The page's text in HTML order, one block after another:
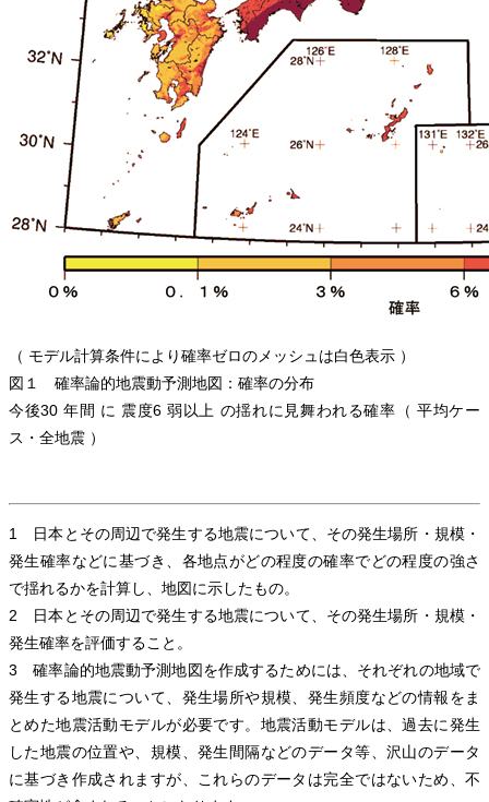
（ モデル計算条件により確率ゼロのメッシュは白色表示 ）
図１ 確率論的地震動予測地図：確率の分布
今後30 年間 に 震度6 弱以上 の揺れに見舞われる確率（ 平均ケー
ス・全地震 ）
1 日本とその周辺で発生する地震について、その発生場所・規模・
発生確率などに基づき、各地点がどの程度の確率でどの程度の強さ
で揺れるかを計算し、地図に示したもの。
2 日本とその周辺で発生する地震について、その発生場所・規模・
発生確率を評価すること。
3 確率論的地震動予測地図を作成するためには、それぞれの地域で
発生する地震について、発生場所や規模、発生頻度などの情報をま
とめた地震活動モデルが必要です。地震活動モデルは、過去に発生
した地震の位置や、規模、発生間隔などのデータ等、沢山のデータ
に基づき作成されますが、これらのデータは完全ではないため、不